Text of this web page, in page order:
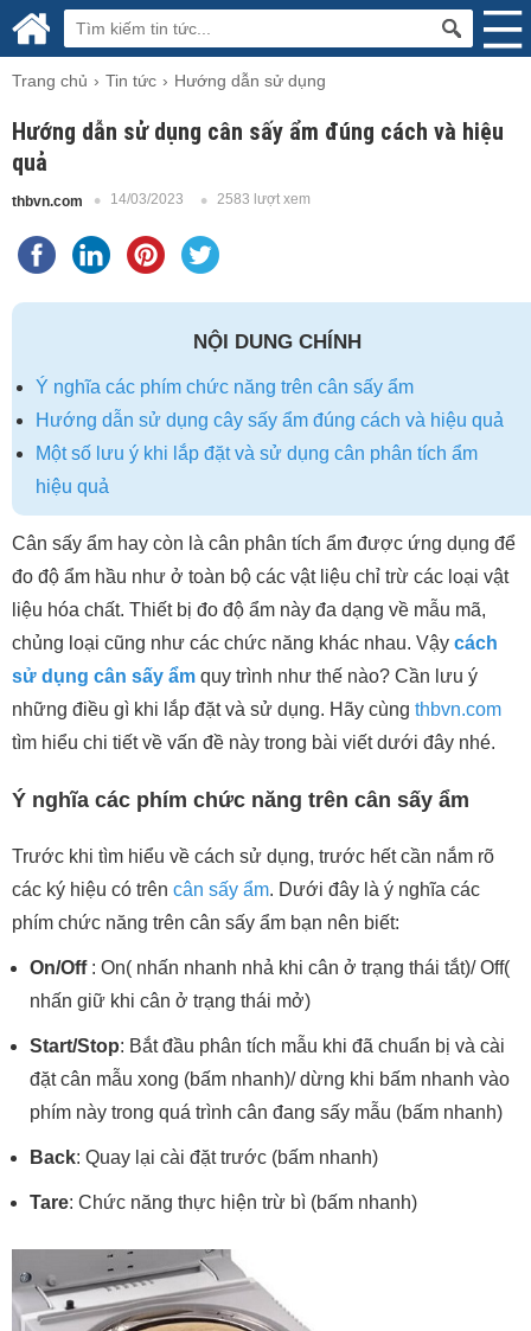
Trang chủ Tin tức Hướng dẫn sử dụng
Hướng dẫn sử dụng cân sấy ẩm đúng cách và hiệu
quả
thbvn.com 14/03/2023 2583 lượt xem
NỘI DUNG CHÍNH
Ý nghĩa các phím chức năng trên cân sấy ẩm
Hướng dẫn sử dụng cây sấy ẩm đúng cách và hiệu quả
Một số lưu ý khi lắp đặt và sử dụng cân phân tích ẩm
hiệu quả
Cân sấy ẩm hay còn là cân phân tích ẩm được ứng dụng để
đo độ ẩm hầu như ở toàn bộ các vật liệu chỉ trừ các loại vật
liệu hóa chất. Thiết bị đo độ ẩm này đa dạng về mẫu mã,
chủng loại cũng như các chức năng khác nhau. Vậy cách
sử dụng cân sấy ẩm quy trình như thế nào? Cần lưu ý
những điều gì khi lắp đặt và sử dụng. Hãy cùng thbvn.com
tìm hiểu chi tiết về vấn đề này trong bài viết dưới đây nhé.
Ý nghĩa các phím chức năng trên cân sấy ẩm
Trước khi tìm hiểu về cách sử dụng, trước hết cần nắm rõ
các ký hiệu có trên cân sấy ẩm. Dưới đây là ý nghĩa các
phím chức năng trên cân sấy ẩm bạn nên biết:
On/Off : On( nhấn nhanh nhả khi cân ở trạng thái tắt)/ Off(
nhấn giữ khi cân ở trạng thái mở)
Start/Stop: Bắt đầu phân tích mẫu khi đã chuẩn bị và cài
đặt cân mẫu xong (bấm nhanh)/ dừng khi bấm nhanh vào
phím này trong quá trình cân đang sấy mẫu (bấm nhanh)
Back: Quay lại cài đặt trước (bấm nhanh)
Tare: Chức năng thực hiện trừ bì (bấm nhanh)